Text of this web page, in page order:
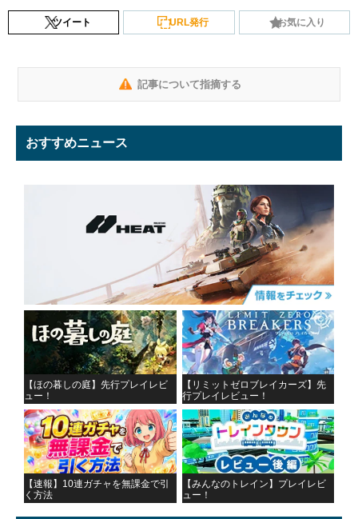
ツイート URL発行 お気に入り
記事について指摘する
おすすめニュース
【ほの暮しの庭】先行プレイレビ
ュー！
【リミットゼロブレイカーズ】先
行プレイレビュー！
【速報】10連ガチャを無課金で引
く方法
【みんなのトレイン】プレイレビ
ュー！